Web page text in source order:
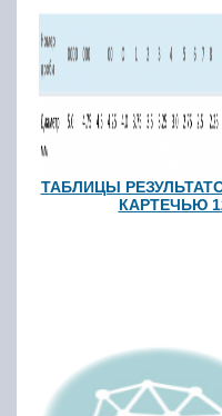
ТАБЛИЦЫ
КАРТЕЧЬЮ